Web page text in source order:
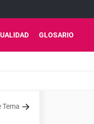
GLOSARIO
Tema